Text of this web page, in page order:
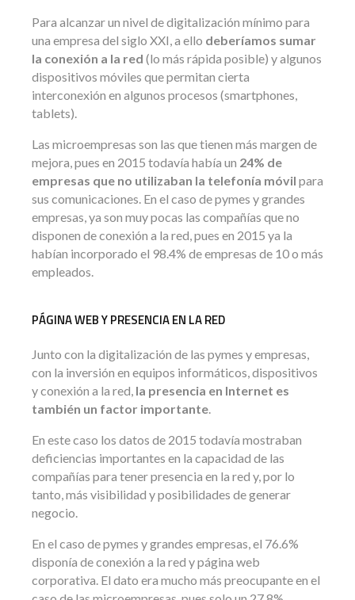
Para alcanzar un nivel de digitalización mínimo para
una empresa del siglo XXI, a ello deberíamos sumar
la conexión a la red (lo más rápida posible) y algunos
dispositivos móviles que permitan cierta
interconexión en algunos procesos (smartphones,
tablets).
Las microempresas son las que tienen más margen de
mejora, pues en 2015 todavía había un 24% de
empresas que no utilizaban la telefonía móvil para
sus comunicaciones. En el caso de pymes y grandes
empresas, ya son muy pocas las compañías que no
disponen de conexión a la red, pues en 2015 ya la
habían incorporado el 98.4% de empresas de 10 o más
empleados.
PÁGINA WEB Y PRESENCIA EN LA RED
Junto con la digitalización de las pymes y empresas,
con la inversión en equipos informáticos, dispositivos
y conexión a la red, la presencia en Internet es
también un factor importante.
En este caso los datos de 2015 todavía mostraban
deficiencias importantes en la capacidad de las
compañías para tener presencia en la red y, por lo
tanto, más visibilidad y posibilidades de generar
negocio.
En el caso de pymes y grandes empresas, el 76.6%
disponía de conexión a la red y página web
corporativa. El dato era mucho más preocupante en el